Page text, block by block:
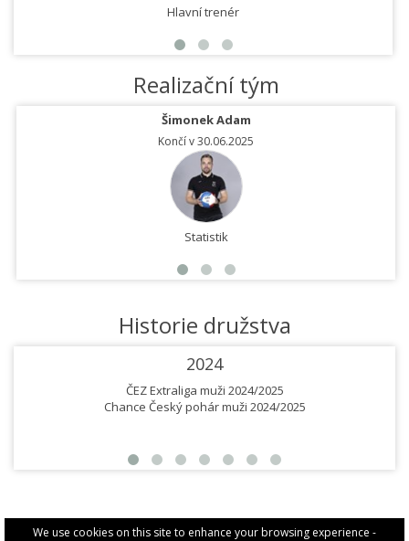
We use cookies on this site to enhance your browsing experience -
Hlavní trenér
Realizační tým
Šimonek Adam
Končí v 30.06.2025
Statistik
Historie družstva
2024
ČEZ Extraliga muži 2024/2025
Chance Český pohár muži 2024/2025